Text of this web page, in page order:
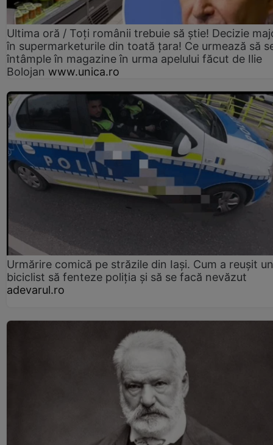
Ultima oră / Toți românii trebuie să știe! Decizie
în supermarketurile din toată țara! Ce urmează să
întâmple în magazine în urma apelului făcut de Ilie
Bolojan www.unica.ro
Urmărire comică pe străzile din Iași. Cum a reușit un
biciclist să fenteze poliția și să se facă nevăzut
adevarul.ro